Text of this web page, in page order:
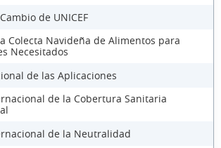
de UNICEF
Colecta Navideña de Alimentos para
Necesitados
de las Aplicaciones
de la Cobertura Sanitaria
de la Neutralidad